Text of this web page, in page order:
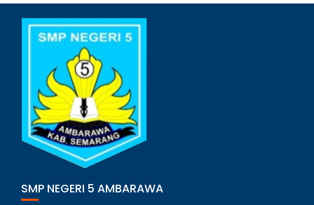
SMP NEGERI 5 AMBARAWA